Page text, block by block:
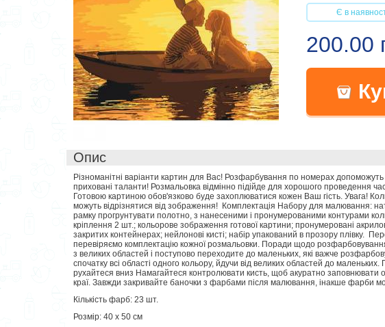
Є в
200.00
Опис
Різноманітні варіанти картин для Вас! Розфарбування по номерах допоможуть
приховані таланти! Розмальовка відмінно підійде для хорошого проведення
Готовою картиною обов'язково буде захоплюватися кожен Ваш гість. Увага!
можуть відрізнятися від зображення! Комплектація Набору для малювання:
рамку прогрунтувати полотно, з нанесеними і пронумерованими контурами
кріплення 2 шт.; кольорове зображення готової картини; пронумеровані
закритих контейнерах; нейлонові кисті; набір упакований в прозору плівку.
перевіряємо комплектацію кожної розмальовки. Поради щодо
з великих областей і поступово переходите до маленьких, які важче
спочатку всі області одного кольору, йдучи від великих областей до маленьких.
рухайтеся вниз Намагайтеся контролювати кисть, щоб акуратно заповнювати
краї. Завжди закривайте баночки з фарбами після малювання, інакше фарби
Кількість фарб: 23 шт.
Розмір: 40 х 50 см